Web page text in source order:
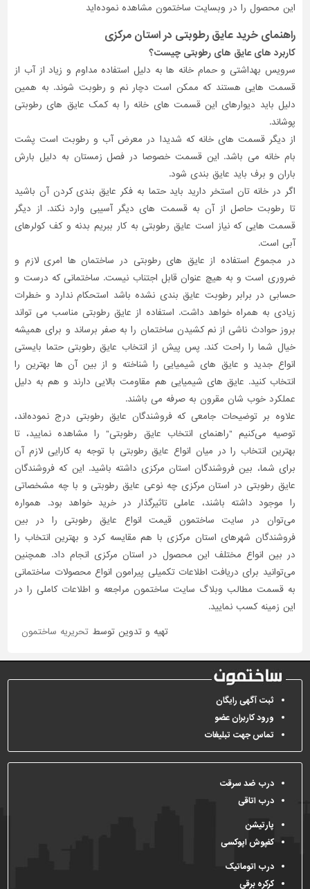
این محصول را در وبسایت ساختمون مشاهده نموده‌اید
راهنمای خرید عایق رطوبتی در استان مرکزی
کاربرد های عایق های رطوبتی چیست؟
سرویس بهداشتی و حمام خانه ها به دلیل استفاده مداوم و زیاد از آب از
قسمت هایی هستند که ممکن است دچار نم و رطوبت شوند. به همین
دلیل باید دیوارهای این قسمت های خانه را به کمک عایق های رطوبتی
پوشاند.
از دیگر قسمت های خانه که شدیدا در معرض آب و رطوبت است پشت
بام خانه می باشد. این قسمت خصوصا در فصل زمستان به دلیل بارش
باران و برف باید عایق بندی شود.
اگر در خانه تان استخر دارید باید حتما به فکر عایق بندی کردن آن باشید
تا رطوبت حاصل از آن به قسمت های دیگر آسیبی وارد نکند. از دیگر
قسمت هایی که نیاز است عایق رطوبتی به کار ببریم بدنه و کف کولرهای
آبی است.
در مجموع استفاده از عایق های رطوبتی در ساختمان ها امری لازم و
ضروری است و به هیچ عنوان قابل اجتناب نیست. ساختمانی که درست و
حسابی در برابر رطوبت عایق بندی نشده باشد استحکام ندارد و خطرات
زیادی به همراه خواهد داشت. استفاده از عایق رطوبتی مناسب می تواند
بروز حوادث ناشی از نم کشیدن ساختمان را به صفر برساند و برای همیشه
خیال شما را راحت کند. پس پیش از انتخاب عایق رطوبتی حتما بایستی
انواع جدید و عایق های شیمیایی را شناخته و از بین آن ها بهترین را
انتخاب کنید. عایق های شیمیایی هم مقاومت بالایی دارند و هم به دلیل
عملکرد خوب شان مقرون به صرفه می باشند.
علاوه بر توضیحات جامعی که فروشندگان عایق رطوبتی درج نموده‌اند،
توصیه می‌کنیم "راهنمای انتخاب عایق رطوبتی" را مشاهده نمایید، تا
بهترین انتخاب را در میان انواع عایق رطوبتی با توجه به کارایی لازم آن
برای شما، بین فروشندگان استان مرکزی داشته باشید. این که فروشندگان
عایق رطوبتی در استان مرکزی چه نوعی عایق رطوبتی و با چه مشخصاتی
را موجود داشته باشند، عاملی تاثیر‌گذار در خرید خواهد بود. همواره
می‌توان در سایت ساختمون قیمت انواع عایق رطوبتی را در بین
فروشندگان شهرهای استان مرکزی با هم مقایسه کرد و بهترین انتخاب را
در بین انواع مختلف این محصول در استان مرکزی انجام داد. همچنین
می‌توانید برای دریافت اطلاعات تکمیلی پیرامون انواع محصولات ساختمانی
به قسمت مطالب وبلاگ سایت ساختمون مراجعه و اطلاعات کاملی را در
این زمینه کسب نمایید.
تهیه و تدوین توسط تحریریه ساختمون
ثبت آگهی رایگان
ورود کاربران عضو
تماس جهت تبلیغات
درب ضد سرقت
درب اتاقی
پارتیشن
کفپوش اپوکسی
درب اتوماتیک
کرکره برقی